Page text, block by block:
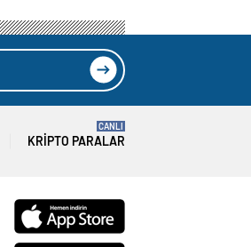
donattılar
KRIPTO PARALAR
CANLI